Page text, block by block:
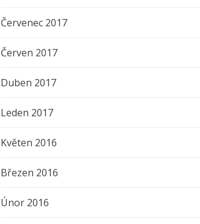
Červenec 2017
Červen 2017
Duben 2017
Leden 2017
Květen 2016
Březen 2016
Únor 2016